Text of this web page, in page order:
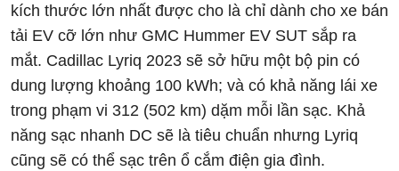
kích thước lớn nhất được cho là chỉ dành cho xe bán
tải EV cỡ lớn như GMC Hummer EV SUT sắp ra
mắt. Cadillac Lyriq 2023 sẽ sở hữu một bộ pin có
dung lượng khoảng 100 kWh; và có khả năng lái xe
trong phạm vi 312 (502 km) dặm mỗi lần sạc. Khả
năng sạc nhanh DC sẽ là tiêu chuẩn nhưng Lyriq
cũng sẽ có thể sạc trên ổ cắm điện gia đình.